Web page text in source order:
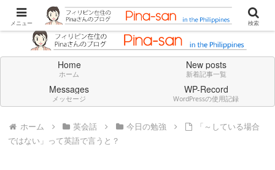
Don't think deeply. Feel always in English.
Home
ホーム
New posts
新着記事一覧
Messages
メッセージ
WP-Record
WordPressの使用記録
ホーム 英会話 今日の勉強
「～している場合
ではない」って英語で言うと？
メニュー 検索